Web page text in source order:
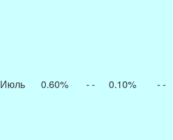
Июль 0.60% - - 0.10% - -